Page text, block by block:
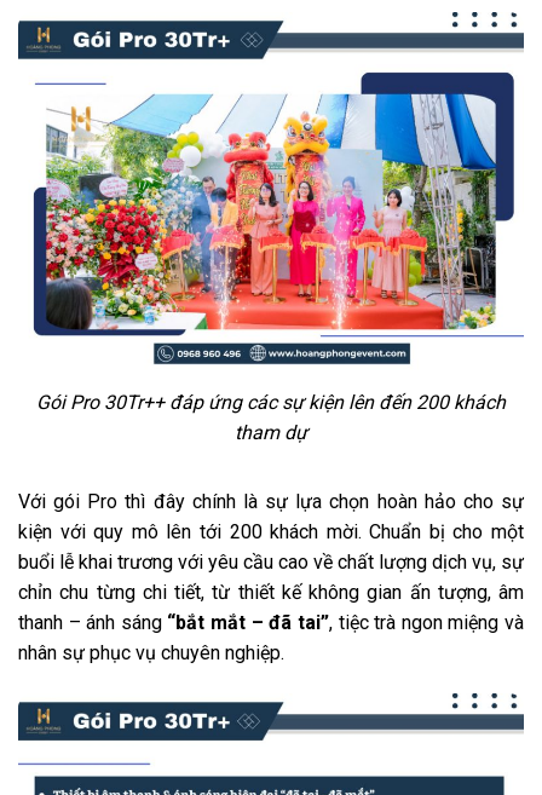
Gói Pro 30Tr++ đáp ứng các sự kiện lên đến 200 khách
tham dự
Với gói Pro thì đây chính là sự lựa chọn hoàn hảo cho sự
kiện với quy mô lên tới 200 khách mời. Chuẩn bị cho một
buổi lễ khai trương với yêu cầu cao về chất lượng dịch vụ, sự
chỉn chu từng chi tiết, từ thiết kế không gian ấn tượng, âm
thanh – ánh sáng “bắt mắt – đã tai”, tiệc trà ngon miệng và
nhân sự phục vụ chuyên nghiệp.